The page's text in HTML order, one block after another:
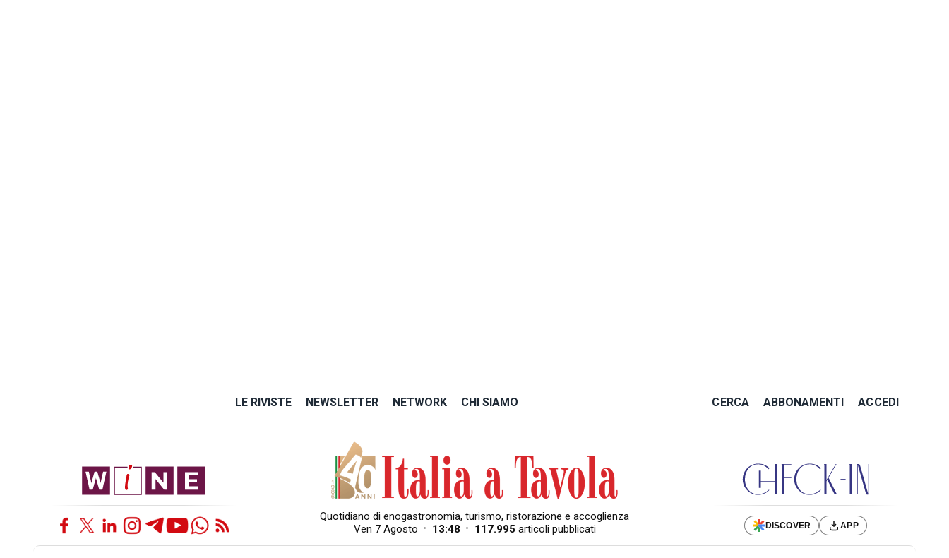
LE RIVISTE NEWSLETTER NETWORK CHI SIAMO CERCA ABBONAMENTI ACCEDI
Quotidiano di enogastronomia, turismo, ristorazione e accoglienza
Ven 7 Agosto • 13:48 • 117.995 articoli pubblicati DISCOVER APP